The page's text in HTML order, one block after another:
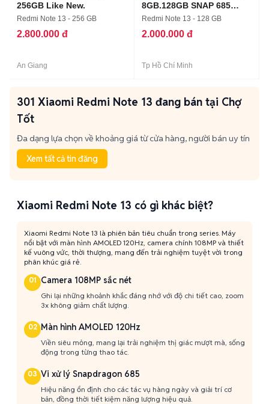
256GB Like New.
Redmi Note 13 - 256 GB
2.800.000 đ
An Giang
8GB.128GB SNAP 685
PIN5000 KO VÂNTAY
Redmi Note 13 - 128 GB
2.000.000 đ
Tp Hồ Chí Minh
301 Xiaomi Redmi Note 13 đang bán tại Chợ
Tốt
Đa dạng lựa chọn về khoảng giá từ cửa hàng, người bán uy tín
Xem tất cả tin đăng
Xiaomi Redmi Note 13 có gì khác biệt?
Xiaomi Redmi Note 13 là phiên bản tiêu chuẩn trong series. Máy
nổi bật với màn hình AMOLED 120Hz, camera chính 108MP và thiết
kế vuông vức, thời thượng, mang đến trải nghiệm tuyệt vời trong
phân khúc giá rẻ.
01 Camera 108MP sắc nét
Ghi lại những khoảnh khắc đáng nhớ với độ chi tiết cao, zoom
3x không giảm chất lượng.
02 Màn hình AMOLED 120Hz
Viền siêu mỏng, mang lại trải nghiệm thị giác mượt mà, sống
động trong từng thao tác.
03 Vi xử lý Snapdragon 685
Hiệu năng ổn định cho các tác vụ hàng ngày và giải trí cơ
bản, đồng thời tiết kiệm năng lượng hiệu quả.